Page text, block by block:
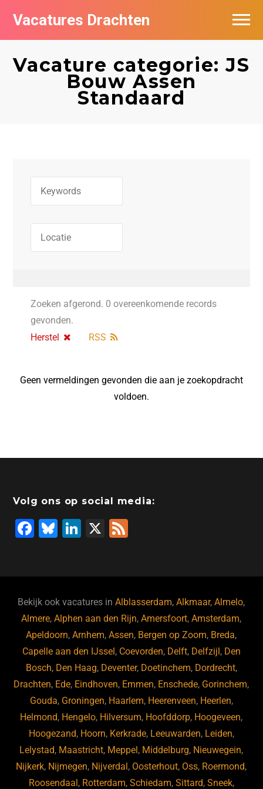
Vacatures Drachten
Vacature categorie: JS
Bouw Assen
Standaard
Zoeken afgerond. 0 overeenkomende records
gevonden.
Herstel
RSS
Geen vermeldingen gevonden die aan je zoekopdracht
voldoen.
Volg ons op social media:
F
b
o
o
k
Bl
ky
Li
dI
n
X
Bekijk ook vacatures inAlblasserdam,Alkmaar,Almelo,
Almere,Alphen aan den Rijn,Amersfoort,Amsterdam,
Apeldoorn,Arnhem,Assen, Bergen op Zoom, Breda,
Capelle aan den IJssel , Coevorden, Delft, Delfzijl , Den
Bosch, Den Haag, Deventer, Doetinchem, Dordrecht,
Drachten, Ede, Eindhoven, Emmen, Enschede, Gorinchem,
Gouda, Groningen, Haarlem, Heerenveen, Heerlen,
Helmond, Hengelo, Hilversum, Hoofddorp, Hoogeveen,
Hoogezand, Hoorn, Kerkrade, Leeuwarden, Leiden,
Lelystad, Maastricht, Meppel , Middelburg, Nieuwegein,
Nijkerk, Nijmegen, Nijverdal , Oosterhout, Oss, Roermond,
Roosendaal , Rotterdam, Schiedam, Sittard, Sneek,
Vacatures per bedrijf in Drachten
De populairste vacatures in Drachten
Nieuwsbrief feed